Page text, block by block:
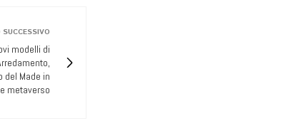
modelli di
del Made in
metaverso